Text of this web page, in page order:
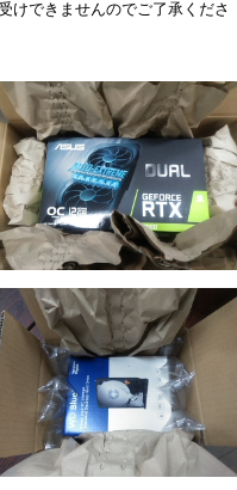
けできませんのでご了承くださ